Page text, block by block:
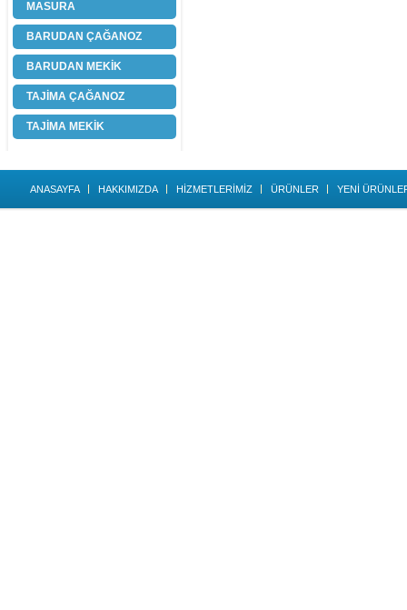
MASURA
BARUDAN ÇAĞANOZ
BARUDAN MEKİK
TAJİMA ÇAĞANOZ
TAJİMA MEKİK
ANASAYFA HAKKIMIZDA HİZMETLERİMİZ ÜRÜNLER YENİ